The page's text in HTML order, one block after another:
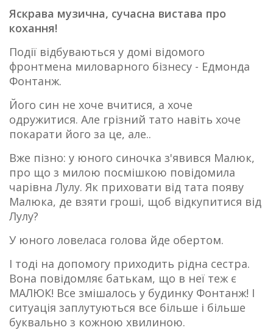
Яскрава музична, сучасна вистава про
кохання!
Події відбуваються у домі відомого
фронтмена миловарного бізнесу - Едмонда
Фонтанж.
Його син не хоче вчитися, а хоче
одружитися. Але грізний тато навіть хоче
покарати його за це, але..
Вже пізно: у юного синочка з'явився Малюк,
про що з милою посмішкою повідомила
чарівна Лулу. Як приховати від тата появу
Малюка, де взяти гроші, щоб відкупитися від
Лулу?
У юного ловеласа голова йде обертом.
І тоді на допомогу приходить рідна сестра.
Вона повідомляє батькам, що в неї теж є
МАЛЮК! Все змішалось у будинку Фонтанж! І
ситуація заплутуються все більше і більше
буквально з кожною хвилиною.